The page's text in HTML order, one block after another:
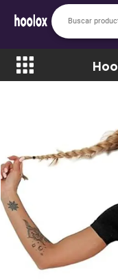
Bienvenido a
La evolución de la